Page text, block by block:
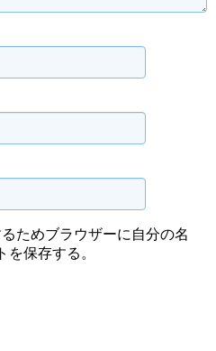
ためブラウザーに自分の名
保存する。